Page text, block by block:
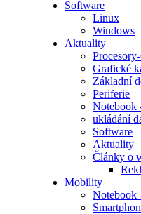
Software
Linux
Windows
Aktuality
Grafické
Základní
Periferie
Notebook
ukládání
Software
Aktuality
Články o
Mobility
Notebook